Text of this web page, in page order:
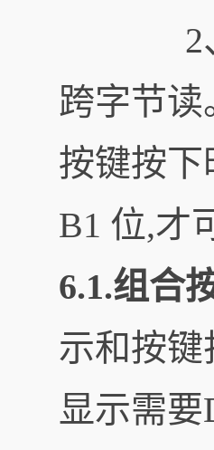
2、读
跨字节读
按键按下
B1 位,才
6.1.组合
示和按键
显示需要